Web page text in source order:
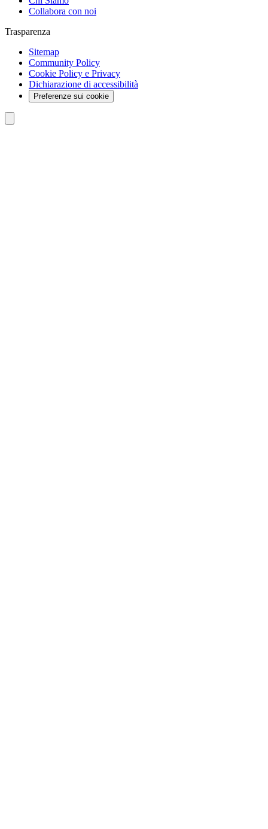
Collabora con noi
Trasparenza
Sitemap
Community Policy
Cookie Policy e Privacy
Dichiarazione di accessibilità
Preferenze sui cookie